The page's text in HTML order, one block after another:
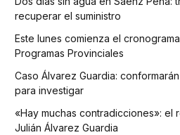
recuperar el suministro
Este lunes comienza el
Programas Provinciales
Caso Álvarez Guardia:
para investigar
«Hay muchas contradicciones»: el
Julián Álvarez Guardia